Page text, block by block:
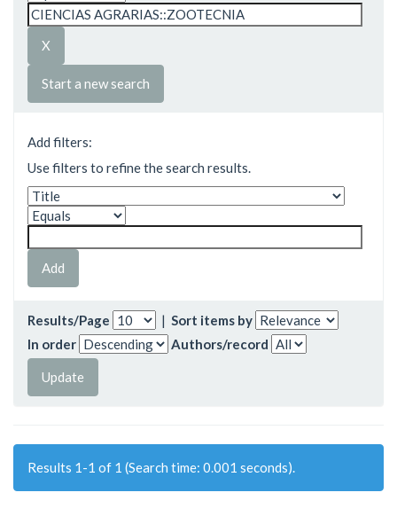
Start a new search
Add filters:
Use filters to refine the search results.
Results/Page | Sort items by
In order
Authors/record
Results 1-1 of 1 (Search time: 0.001 seconds).